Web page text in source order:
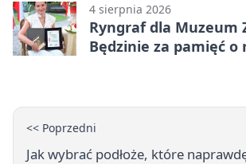
4 sierpnia 2026
Ryngraf dla Muzeum
Będzinie za pamięć o
<< Poprzedni
Jak wybrać podłoże, które